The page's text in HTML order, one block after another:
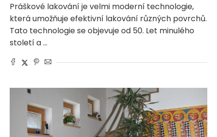
Práškové lakování je velmi moderní technologie,
která umožňuje efektivní lakování různých povrchů.
Tato technologie se objevuje od 50. Let minulého
století a …